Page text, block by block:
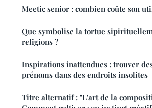
Meetic senior : combien coûte son
Que symbolise la tortue
religions ?
Inspirations inattendues : trouver
prénoms dans des endroits insolites
Titre alternatif : "L'art de la